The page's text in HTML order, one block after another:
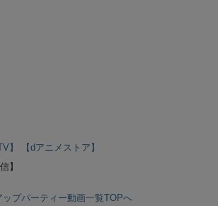
】
【dアニメストア】
】
プパーティー動画一覧TOPへ